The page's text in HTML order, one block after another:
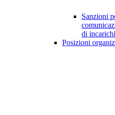
Sanzioni
di
Posizioni